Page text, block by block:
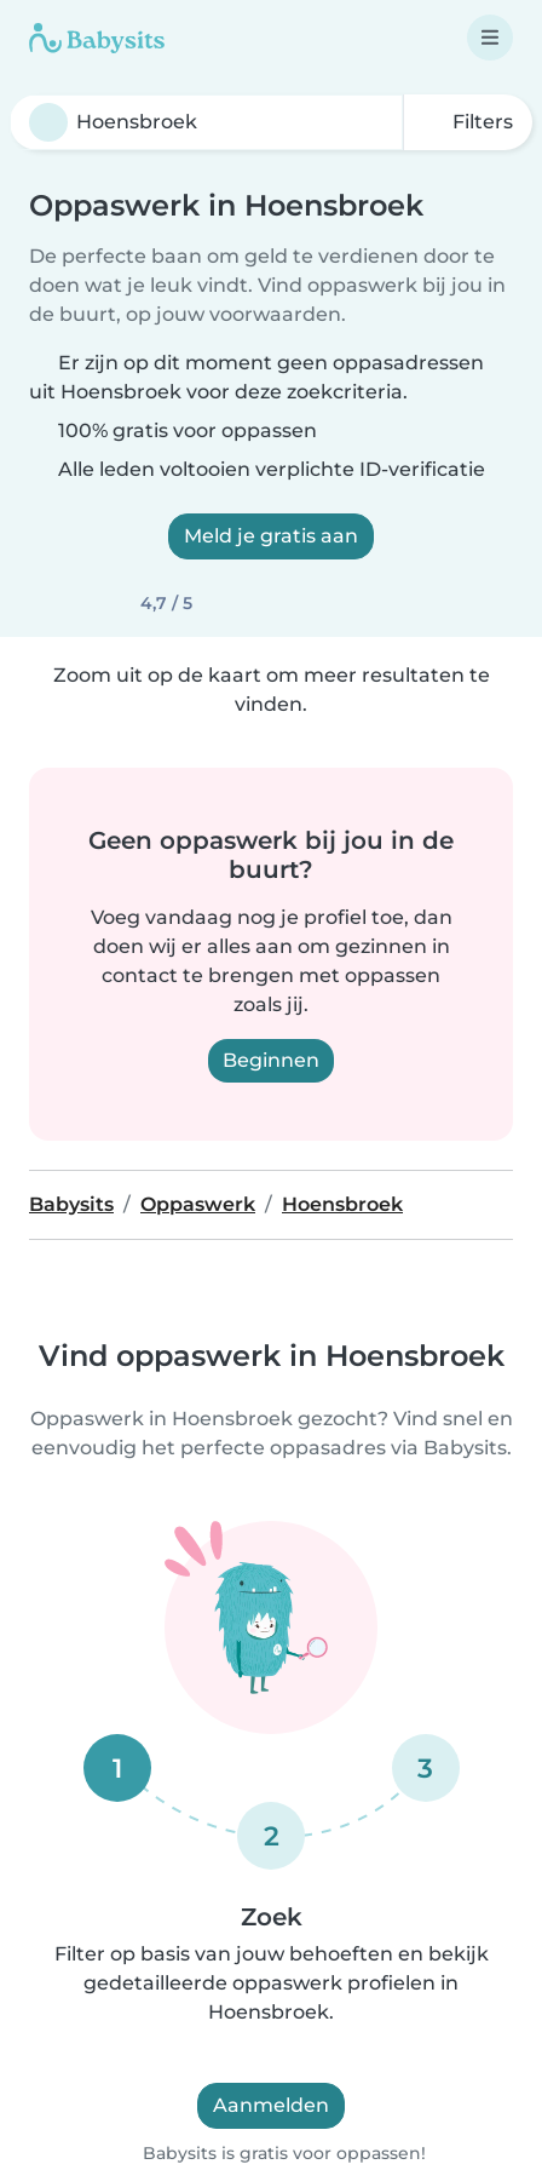
Filters
Oppaswerk in Hoensbroek
De perfecte baan om geld te verdienen door te
doen wat je leuk vindt. Vind oppaswerk bij jou in
de buurt, op jouw voorwaarden.
Er zijn op dit moment geen oppasadressen
uit Hoensbroek voor deze zoekcriteria.
100% gratis voor oppassen
Alle leden voltooien verplichte ID-verificatie
Meld je gratis aan
4,7 / 5
Zoom uit op de kaart om meer resultaten te
vinden.
Geen oppaswerk bij jou in de
buurt?
Voeg vandaag nog je profiel toe, dan
doen wij er alles aan om gezinnen in
contact te brengen met oppassen
zoals jij.
Beginnen
Babysits Oppaswerk Hoensbroek
Vind oppaswerk in Hoensbroek
Oppaswerk in Hoensbroek gezocht? Vind snel en
eenvoudig het perfecte oppasadres via Babysits.
1
2
3
Zoek
Filter op basis van jouw behoeften en bekijk
gedetailleerde oppaswerk profielen in
Hoensbroek.
Aanmelden
Babysits is gratis voor oppassen!